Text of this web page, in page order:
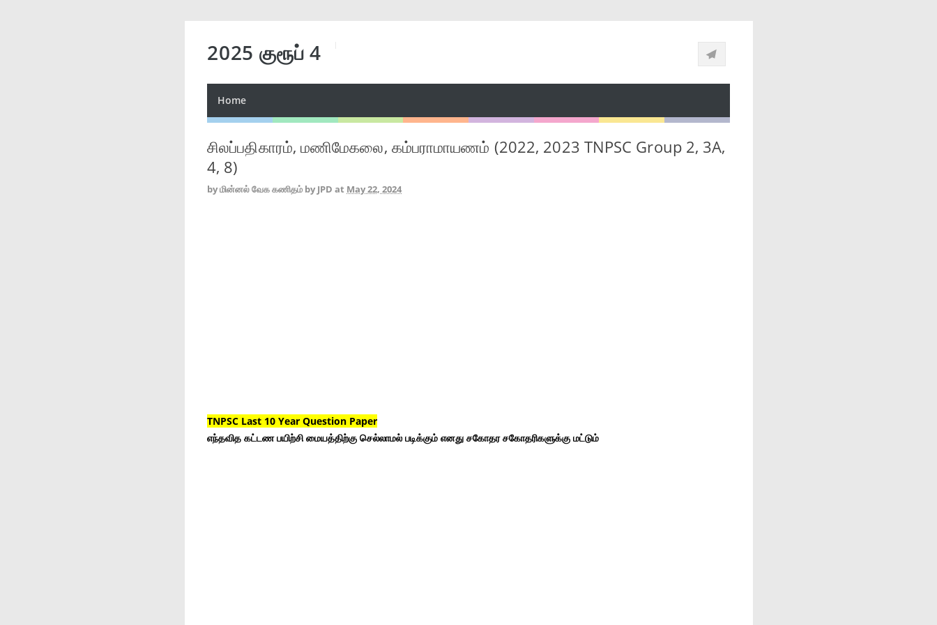
2025 குரூப் 4
Home
சிலப்பதிகாரம், மணிமேகலை, கம்பராமாயணம் (2022, 2023 TNPSC Group 2, 3A,
4, 8)
byமின்னல் வேக கணிதம் by JPD at May 22, 2024
TNPSC Last 10 Year Question Paper
எந்தவித கட்டண பயிற்சி மையத்திற்கு செல்லாமல் படிக்கும் எனது சகோதர சகோதரிகளுக்கு மட்டும்